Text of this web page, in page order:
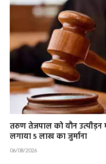
तरुण तेजपाल को यौन उत्पीड़न
लगाया ₹5 लाख का जुर्माना
06/08/2026